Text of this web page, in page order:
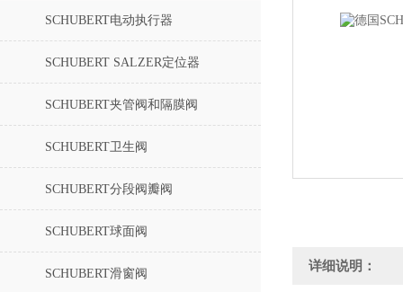
SCHUBERT电动执行器
SCHUBERT SALZER定位器
SCHUBERT夹管阀和隔膜阀
SCHUBERT卫生阀
SCHUBERT分段阀瓣阀
SCHUBERT球面阀
SCHUBERT滑窗阀
详细说明：